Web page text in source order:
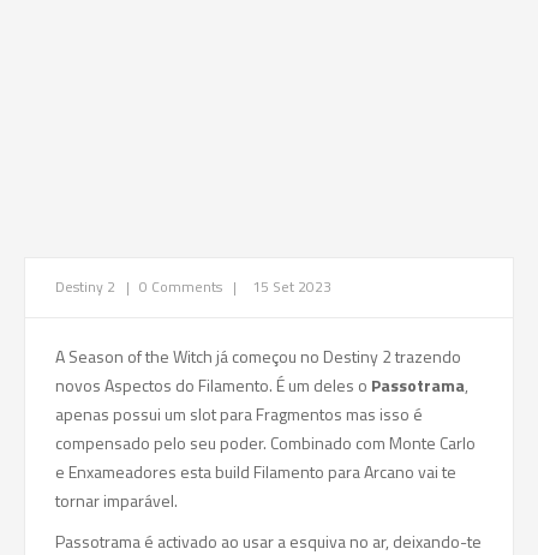
Destiny 2 | 0 Comments | 15 Set 2023
A Season of the Witch já começou no Destiny 2 trazendo
novos Aspectos do Filamento. É um deles o Passotrama,
apenas possui um slot para Fragmentos mas isso é
compensado pelo seu poder. Combinado com Monte Carlo
e Enxameadores esta build Filamento para Arcano vai te
tornar imparável.
Passotrama é activado ao usar a esquiva no ar, deixando-te